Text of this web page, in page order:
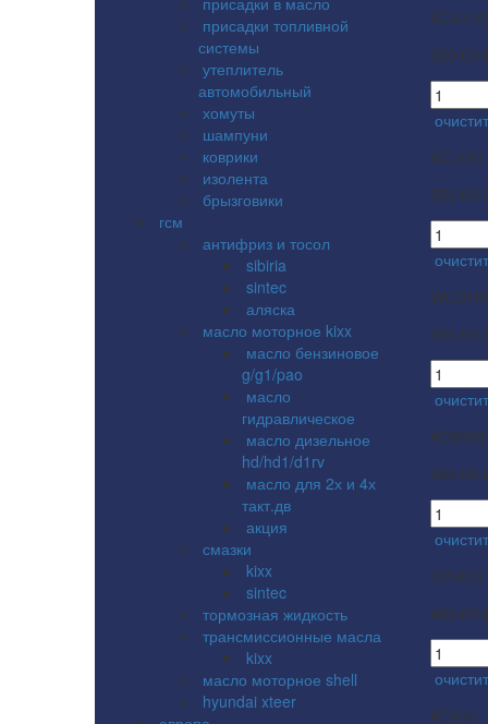
присадки топливной
системы
утеплитель
автомобильный
хомуты
шампуни
коврики
изолента
брызговики
гсм
антифриз и тосол
sibiria
sintec
аляска
масло моторное kixx
масло бензиновое
g/g1/pao
масло
гидравлическое
масло дизельное
hd/hd1/d1rv
масло для 2х и 4х
такт.дв
акция
смазки
kixx
sintec
тормозная жидкость
трансмиссионные масла
kixx
масло моторное shell
hyundai xteer
AC4316
350.00
AC-650
350.00
350.00
AC8606
450.00
320423
400.00
AC432